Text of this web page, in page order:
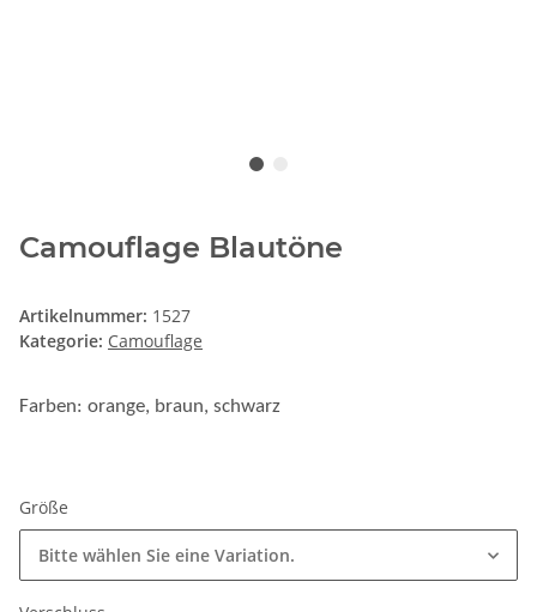
Camouflage Blautöne
Artikelnummer: 1527
Kategorie: Camouflage
Farben: orange, braun, schwarz
Größe
Bitte wählen Sie eine Variation.